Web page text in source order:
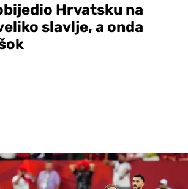
Hrvatsku na
slavlje, a onda